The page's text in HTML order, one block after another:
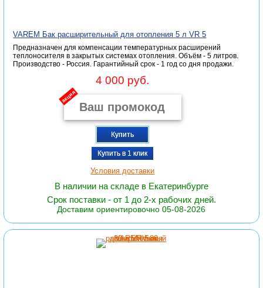
VAREM Бак расширительный для отопления 5 л VR 5
Предназначен для компенсации температурных расширений
теплоносителя в закрытых системах отопления. Объём - 5 литров.
Производство - Россия. Гарантийный срок - 1 год со дня продажи.
4 000 руб.
акция
Купить
Купить в 1 клик
Условия доставки
В наличии на складе в Екатеринбурге
Срок поставки - от 1 до 2-х рабочих дней.
Доставим ориентировочно 05-08-2026